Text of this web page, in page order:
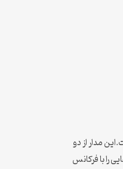
مدار از دو
که از یک آی سی تایمر 555 ساخته شده است پالس هایی را با فرکانس